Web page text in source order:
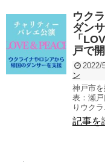
ウク
ダン
「
戸で
2022/
ン
神戸市
表：瀬
りウクラ
記事を